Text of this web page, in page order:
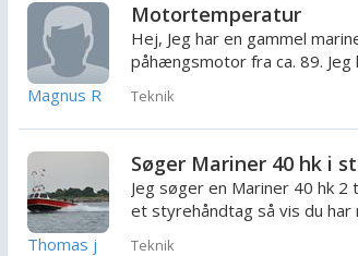
Magnus R
Motortemperatur
Hej, Jeg har en gammel
påhængsmotor fra ca. 89.
Teknik
Thomas j
Søger Mariner 40 hk i
Jeg søger en Mariner 40 hk
et styrehåndtag så vis du har
Teknik